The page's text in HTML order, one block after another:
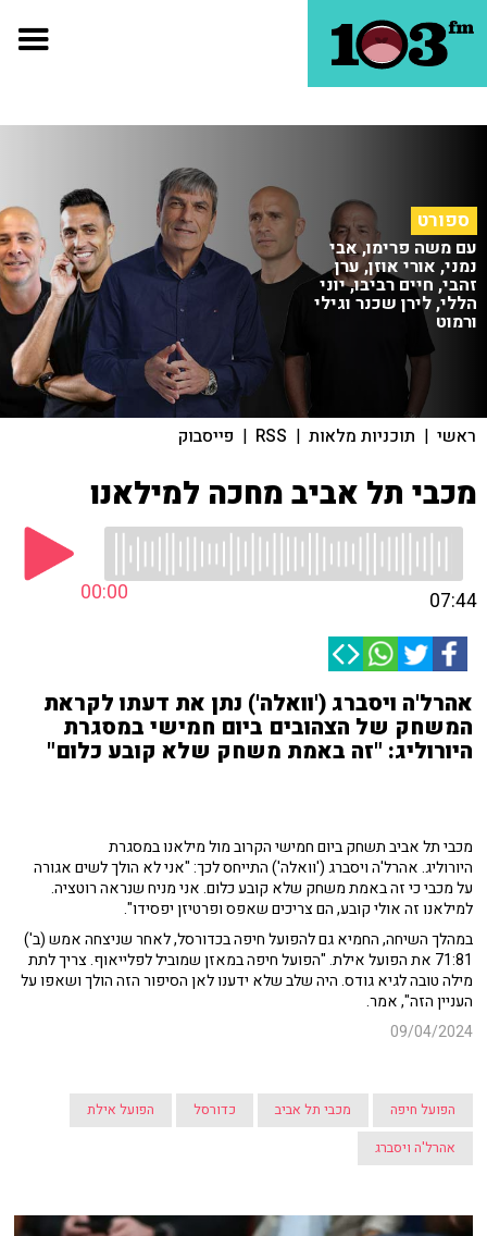
ספורט
עם משה פרימו, אבי
נמני, אורי אוזן, ערן
זהבי, חיים רביבו, יוני
הללי, לירן שכנר וגילי
ורמוט
ראשי | תוכניות מלאות |
RSS
| פייסבוק
מכבי תל אביב מחכה למילאנו
00:00 07:44
אהרל'ה ויסברג ('וואלה') נתן את דעתו לקראת
המשחק של הצהובים ביום חמישי במסגרת
היורוליג: "זה באמת משחק שלא קובע כלום"
מכבי תל אביב תשחק ביום חמישי הקרוב מול מילאנו במסגרת
היורוליג. אהרל'ה ויסברג ('וואלה') התייחס לכך: "אני לא הולך לשים אגורה
על מכבי כי זה באמת משחק שלא קובע כלום. אני מניח שנראה רוטציה.
למילאנו זה אולי קובע, הם צריכים שאפס ופרטיזן יפסידו".
במהלך השיחה, החמיא גם להפועל חיפה בכדורסל, לאחר שניצחה אמש (ב')
71:81 את הפועל אילת. "הפועל חיפה במאזן שמוביל לפלייאוף. צריך לתת
מילה טובה לגיא גודס. היה שלב שלא ידענו לאן הסיפור הזה הולך ושאפו על
העניין הזה", אמר.
09/04/2024
הפועל חיפה מכבי תל אביב כדורסל
הפועל אילת
אהרל'ה ויסברג